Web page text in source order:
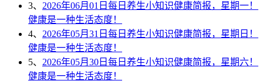
3、 2026年06月01日每日养生小知识健康简报，星期一！
健康是一种生活态度！
4、 2026年05月31日每日养生小知识健康简报，星期日！
健康是一种生活态度！
5、 2026年05月30日每日养生小知识健康简报，星期六！
健康是一种生活态度！